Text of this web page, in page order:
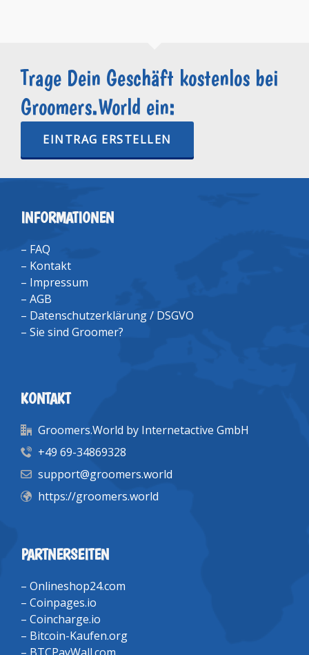
Trage Dein Geschäft kostenlos bei
Groomers.World ein:
EINTRAG ERSTELLEN
INFORMATIONEN
– FAQ
– Kontakt
– Impressum
– AGB
– Datenschutzerklärung / DSGVO
– Sie sind Groomer?
KONTAKT
Groomers.World by Internetactive GmbH
+49 69-34869328
support@groomers.world
https://groomers.world
PARTNERSEITEN
– Onlineshop24.com
– Coinpages.io
– Coincharge.io
– Bitcoin-Kaufen.org